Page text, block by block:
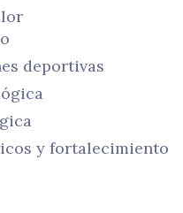
deportivas
y fortalecimiento